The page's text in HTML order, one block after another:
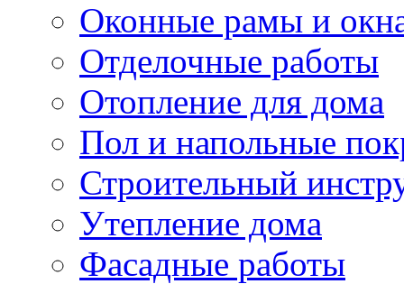
Оконные рамы и
Отделочные работы
Отопление для дома
Пол и напольные
Строительный
Утепление дома
Фасадные работы